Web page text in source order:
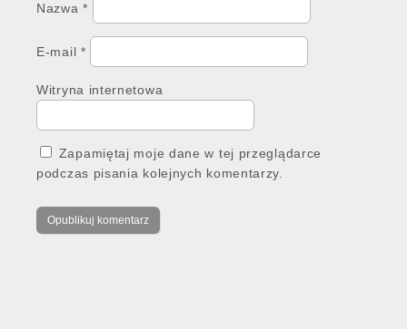
Nazwa*
E-mail *
Witryna internetowa
Zapamiętaj moje dane w tej przeglądarce
podczas pisania kolejnych komentarzy.